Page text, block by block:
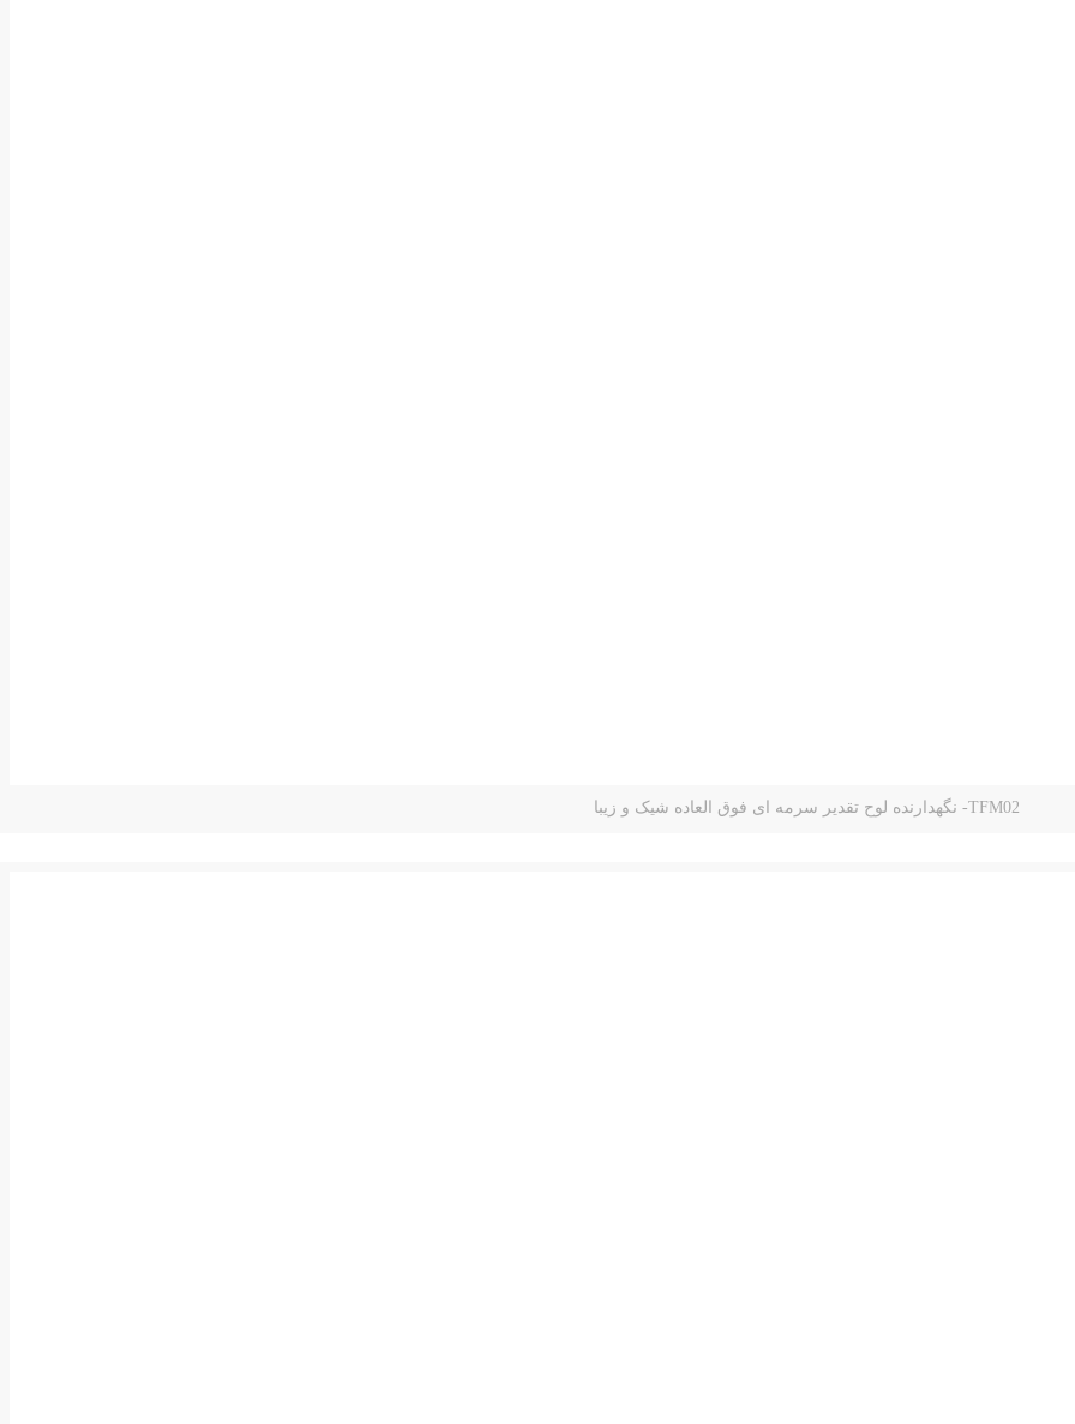
TFM02- نگهدارنده لوح تقدیر سرمه ای فوق العاده شیک و زیبا